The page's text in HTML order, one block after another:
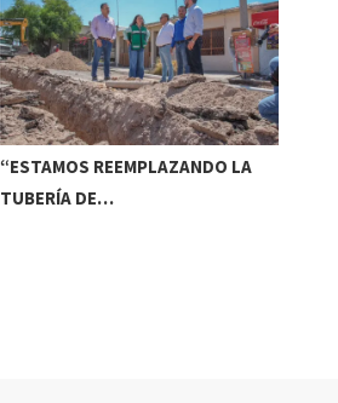
“ESTAMOS REEMPLAZANDO LA
TUBERÍA DE…